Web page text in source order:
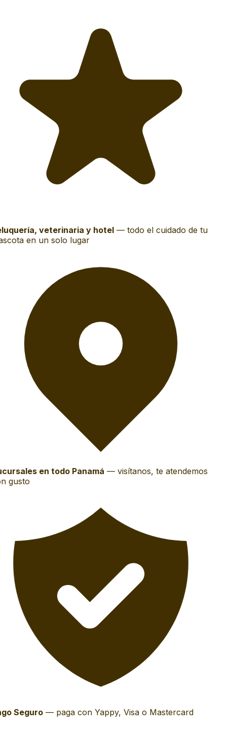
veterinaria y hotel— todo el cuidado de tu
en un solo lugar
en todo Panamá— visítanos, te atendemos
gusto
Seguro— paga con Yappy, Visa o Mastercard